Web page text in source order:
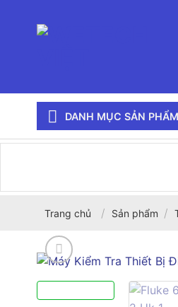
DANH MỤC SẢN PHẨM
Trang chủ / Sản phẩm /